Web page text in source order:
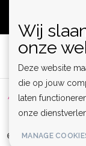
Algemene
© Copyright 2026 -
Wij
onze
Deze website
die op jouw
laten
onze
MANAGE